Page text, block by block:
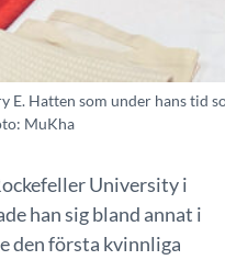
E. Hatten som under hans
MuKha
University i
han sig bland annat i
den första kvinnliga